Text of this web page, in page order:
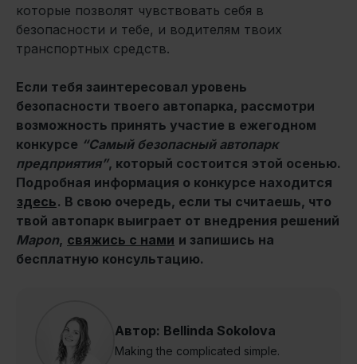
которые позволят чувствовать себя в
безопасности и тебе, и водителям твоих
транспортных средств.
Если тебя заинтересовал уровень
безопасности твоего автопарка, рассмотри
возможность принять участие в ежегодном
конкурсе “Самый безопасный автопарк
предприятия”, который состоится этой осенью.
Подробная информация о конкурсе находится
здесь. В свою очередь, если ты считаешь, что
твой автопарк выиграет от внедрения решений
Mapon, свяжись с нами и запишись на
бесплатную консультацию.
Автор: Bellinda Sokolova
Making the complicated simple.